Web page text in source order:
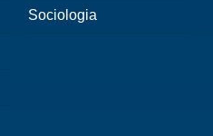
Sociologia